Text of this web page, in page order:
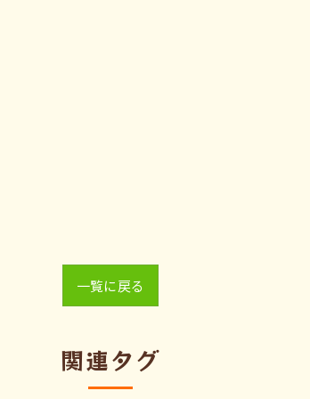
一覧に戻る
関連タグ